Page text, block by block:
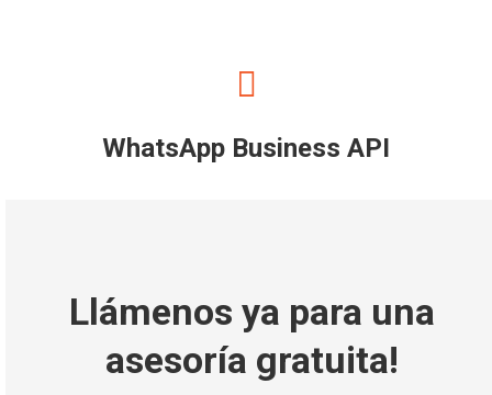
WhatsApp Business API
Llámenos ya para una
asesoría gratuita!